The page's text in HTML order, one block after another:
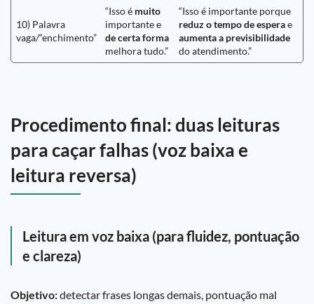
10) Palavra
vaga/“enchimento”
“Isso é muito
importante e
de certa forma
melhora tudo.”
“Isso é importante porque
reduz o tempo de esperae
aumenta a previsibilidade
do atendimento.”
Procedimento final: duas leituras
para caçar falhas (voz baixa e
leitura reversa)
Leitura em voz baixa (para fluidez, pontuação
e clareza)
Objetivo:detectar frases longas demais, pontuação mal